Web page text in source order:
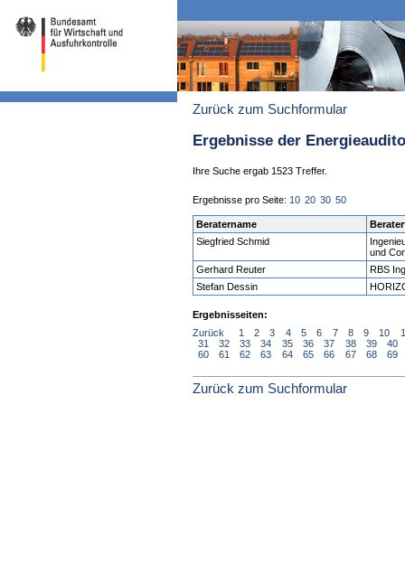
Zurück zum Suchformular
Ergebnisse der
Ihre Suche ergab 1523 Treffer.
Ergebnisse pro Seite: 10 20 30 50
Beratername
Siegfried Schmid
und
Gerhard Reuter
RBS
Stefan Dessin
Ergebnisseiten:
Zurück
1 2 3 4 5 6 7 8 9 10
31
32 33 34 35 36 37 38 39
40
60
61 62 63 64 65 66 67 68 69
Zurück zum Suchformular